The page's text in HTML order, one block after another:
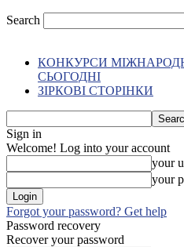
Search
КОНКУРСИ
СЬОГОДНІ
ЗІРКОВІ СТОРІНКИ
Sign in
Welcome! Log into your account
your
your
Forgot your password? Get help
Password recovery
Recover your password